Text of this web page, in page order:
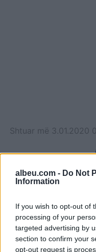
albeu.com - Do Not
Information
If you wish to opt-out of
processing of your
targeted advertising by
section to confirm your
opt-out request is
Shtuar më 3.01.2020